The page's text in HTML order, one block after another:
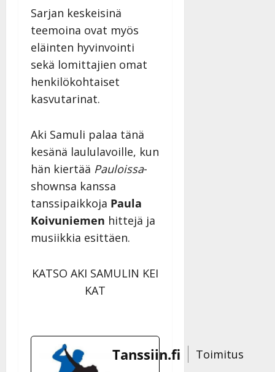
Sarjan keskeisinä
teemoina ovat myös
eläinten hyvinvointi
sekä lomittajien omat
henkilökohtaiset
kasvutarinat.
Aki Samuli palaa tänä
kesänä laululavoille, kun
hän kiertää Pauloissa-
shownsa kanssa
tanssipaikkoja Paula
Koivuniemen hittejä ja
musiikkia esittäen.
KATSO AKI SAMULIN KEI
KAT
Tanssiin.fi
Toimitus